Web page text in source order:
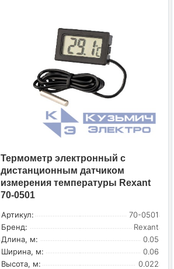
Термометр электронный с
дистанционным датчиком
измерения температуры Rexant
70-0501
Артикул:
70-0501
Бренд:
Rexant
Длина, м:
0.05
Ширина, м:
0.06
Высота, м:
0.022